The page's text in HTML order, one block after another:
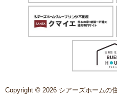
Copyright © 2026 シアーズホームの